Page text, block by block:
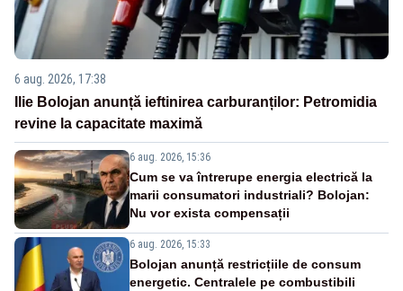
6 aug. 2026, 17:38
Ilie Bolojan anunță ieftinirea carburanților: Petromidia
revine la capacitate maximă
6 aug. 2026, 15:36
Cum se va întrerupe energia electrică la
marii consumatori industriali? Bolojan:
Nu vor exista compensații
6 aug. 2026, 15:33
Bolojan anunță restricțiile de consum
energetic. Centralele pe combustibili